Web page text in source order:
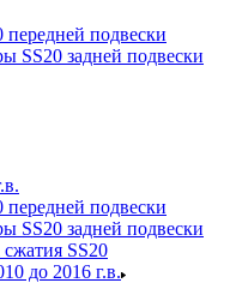
передней подвески
SS20 задней подвески
передней подвески
SS20 задней подвески
SS20
до 2016 г.в.